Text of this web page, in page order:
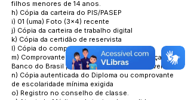
filhos menores de 14 anos.
h) Cópia da carteira do PIS/PASEP
i) 01 (uma) Foto (3x4) recente
j) Cópia da carteira de trabalho digital
k) Cópia da certidão de reservista
l) Cópia do comprovante de endereço
m) Comprovante de conta corrente/poupança do
Banco do Brasil para o recebimento de proventos
n) Cópia autenticada do Diploma ou comprovante
de escolaridade mínima exigida
o) Registro no conselho de classe.